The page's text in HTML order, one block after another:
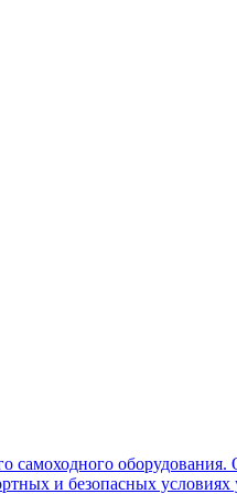
и безопасных условиях